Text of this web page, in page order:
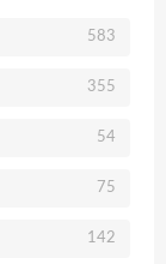
583
355
54
75
142